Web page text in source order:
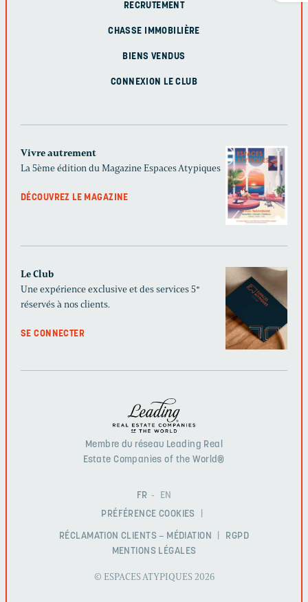
RECRUTEMENT
CHASSE IMMOBILIÈRE
BIENS VENDUS
CONNEXION LE CLUB
Vivre autrement
La 5ème édition du Magazine Espaces Atypiques
DÉCOUVREZ LE MAGAZINE
Le Club
Une expérience exclusive et des services 5*
réservés à nos clients.
SE CONNECTER
Membre du réseau Leading Real
Estate Companies of the World®
FR
EN
PRÉFÉRENCE COOKIES
RÉCLAMATION CLIENTS – MÉDIATION
RGPD
MENTIONS LÉGALES
© ESPACES ATYPIQUES 2026